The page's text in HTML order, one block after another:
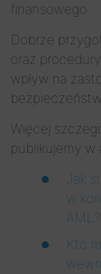
finansowego.
Dobrze
oraz
wpływ na
Więcej
publikujemy w
Jak
w
AML?
Kto